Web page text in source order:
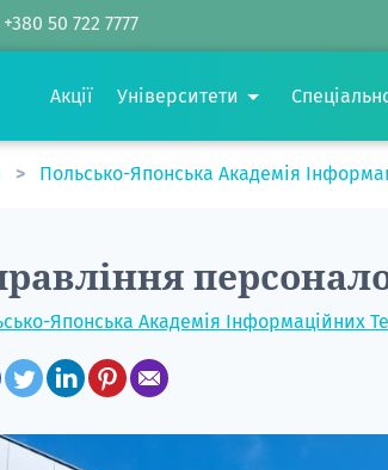
+380 50 722 7777
Акції Університети
Польсько-Японська Академія
Японська Академія Інформаційних